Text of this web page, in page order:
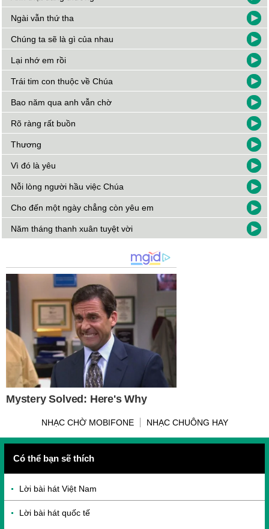
Ngài vẫn thứ tha
Chúng ta sẽ là gì của nhau
Lại nhớ em rồi
Trái tim con thuộc về Chúa
Bao năm qua anh vẫn chờ
Rõ ràng rất buồn
Thương
Vì đó là yêu
Nỗi lòng người hầu việc Chúa
Cho đến một ngày chẳng còn yêu em
Năm tháng thanh xuân tuyệt vời
NHẠC CHỜ MOBIFONE NHẠC CHUÔNG HAY
Có thể bạn sẽ thích
Lời bài hát Việt Nam
Lời bài hát quốc tế